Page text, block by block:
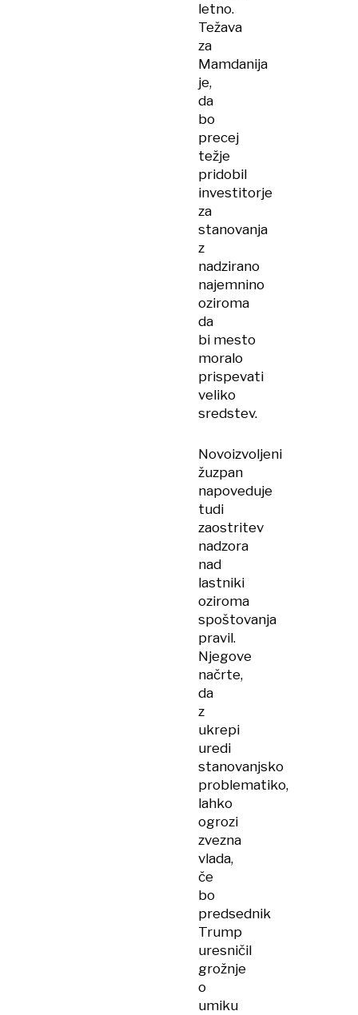
letno.
Težava
za
Mamdanija
je,
da
bo
precej
težje
pridobil
investitorje
za
stanovanja
z
nadzirano
najemnino
oziroma
da
bi mesto
moralo
prispevati
veliko
sredstev.
Novoizvoljeni
žuzpan
napoveduje
tudi
zaostritev
nadzora
nad
lastniki
oziroma
spoštovanja
pravil.
Njegove
načrte,
da
z
ukrepi
uredi
stanovanjsko
problematiko,
lahko
ogrozi
zvezna
vlada,
če
bo
predsednik
Trump
uresničil
grožnje
o
umiku